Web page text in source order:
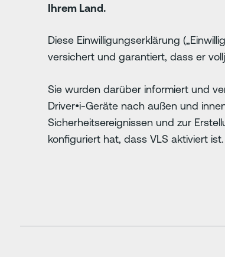
Ihrem Land.
Diese Einwilligungserklärung
versichert und garantiert, dass er
Sie wurden darüber informiert und
Driver•i-Geräte nach außen und
Sicherheitsereignissen und zur
konfiguriert hat, dass VLS aktiviert ist.